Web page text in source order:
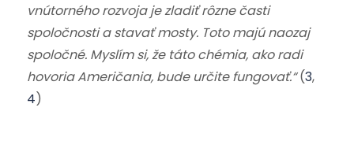
vnútorného rozvoja je zladiť rôzne časti
spoločnosti a stavať mosty. Toto majú naozaj
spoločné. Myslím si, že táto chémia, ako radi
hovoria Američania, bude určite fungovať.“(3,
4)